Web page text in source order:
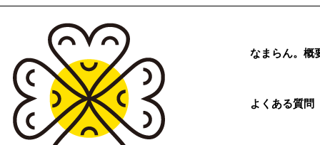
なまらん。概
よくある質問